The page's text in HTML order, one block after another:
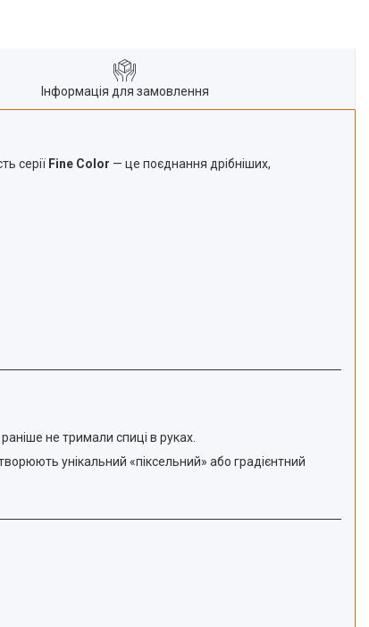
Інформація для замовлення
серії Fine Color — це поєднання дрібніших,
не тримали спиці в руках.
унікальний «піксельний» або градієнтний